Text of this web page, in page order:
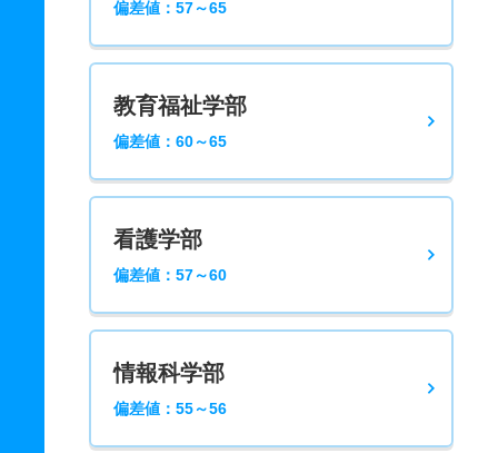
偏差値：57～65
教育福祉学部
偏差値：60～65
看護学部
偏差値：57～60
情報科学部
偏差値：55～56